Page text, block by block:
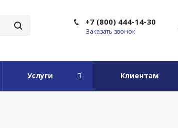
+7 (800) 444-14-30
Заказать звонок
Услуги Клиентам